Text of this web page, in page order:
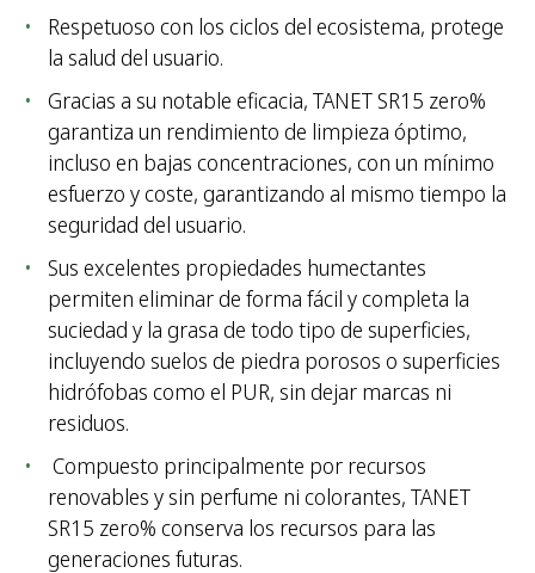
Respetuoso con los ciclos del ecosistema, protege
la salud del usuario.
Gracias a su notable eficacia, TANET SR15 zero%
garantiza un rendimiento de limpieza óptimo,
incluso en bajas concentraciones, con un mínimo
esfuerzo y coste, garantizando al mismo tiempo la
seguridad del usuario.
Sus excelentes propiedades humectantes
permiten eliminar de forma fácil y completa la
suciedad y la grasa de todo tipo de superficies,
incluyendo suelos de piedra porosos o superficies
hidrófobas como el PUR, sin dejar marcas ni
residuos.
Compuesto principalmente por recursos
renovables y sin perfume ni colorantes, TANET
SR15 zero% conserva los recursos para las
generaciones futuras.